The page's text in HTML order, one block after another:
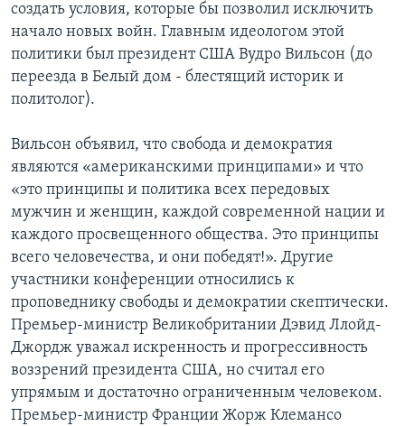
создать условия, которые бы позволил исключить
начало новых войн. Главным идеологом этой
политики был президент США Вудро Вильсон (до
переезда в Белый дом - блестящий историк и
политолог).
Вильсон объявил, что свобода и демократия
являются «американскими принципами» и что
«это принципы и политика всех передовых
мужчин и женщин, каждой современной нации и
каждого просвещенного общества. Это принципы
всего человечества, и они победят!». Другие
участники конференции относились к
проповеднику свободы и демократии скептически.
Премьер-министр Великобритании Дэвид Ллойд-
Джордж уважал искренность и прогрессивность
воззрений президента США, но считал его
упрямым и достаточно ограниченным человеком.
Премьер-министр Франции Жорж Клемансо